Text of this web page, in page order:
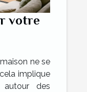
votre
ne se
implique
autour des